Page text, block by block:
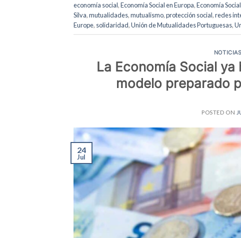
economía social,Economía Social en Europa,Economía
Silva,mutualidades,mutualismo,protección social,redes
Europe, solidaridad,Unión de Mutualidades Portuguesas,
La Economía Social
modelo preparado
POSTED ON
24
Jul